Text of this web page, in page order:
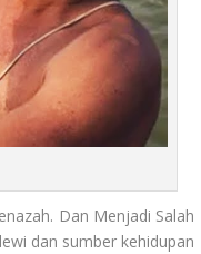
Dan Menjadi Salah
dan sumber kehidupan